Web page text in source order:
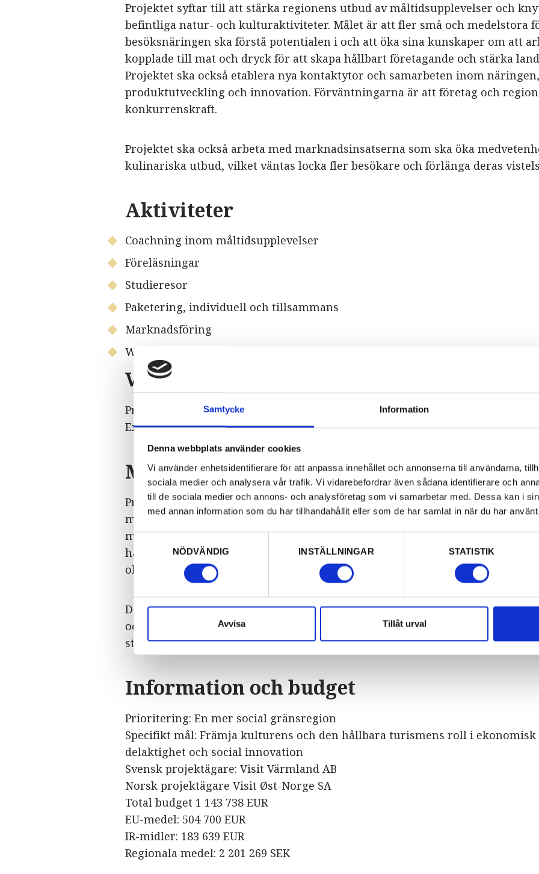
Samtycke Information
Denna webbplats använder cookies
Vi använder enhetsidentifierare för att anpassa innehållet och annonserna till användarna,
sociala medier och analysera vår trafik. Vi vidarebefordrar även sådana identifierare och
till de sociala medier och annons- och analysföretag som vi samarbetar med. Dessa kan i
med annan information som du har tillhandahållit eller som de har samlat in när du har
Samtyckesval
NÖDVÄNDIG
INSTÄLLNINGAR STATISTIK
Avvisa Tillåt urval
Projektet syftar till att stärka regionens utbud av måltidsupplevelser och
befintliga natur- och kulturaktiviteter. Målet är att fler små och medelstora
besöksnäringen ska förstå potentialen i och att öka sina kunskaper om att
kopplade till mat och dryck för att skapa hållbart företagande och stärka
Projektet ska också etablera nya kontaktytor och samarbeten inom
produktutveckling och innovation. Förväntningarna är att företag och
konkurrenskraft.
Projektet ska också arbeta med marknadsinsatserna som ska öka
kulinariska utbud, vilket väntas locka fler besökare och förlänga deras
Aktiviteter
Coachning inom måltidsupplevelser
Föreläsningar
Studieresor
Paketering, individuell och tillsammans
Marknadsföring
Webbutveckling på visitvarmland.com
Vem kan ta del av aktiviteter i projektet?
Projektet vänder sig till små och medelstora företag i regionen som arbetar
Exempelvis, restauranger, mathantverkare, caféer, guider, gårdsbutiker.
Mål
Projektet ska ha stärkt reseanledningarna till och öka utbudet i regionen
måltidsupplevelser. Befintliga aktiviteter kopplade till natur och kultur har
med kopplingar till mat och dryck och fler företagare arbetar
hållbart företagande för sig själva och för platsen. Det finns än större
olika delar av besöksnäringen förstår och utnyttjar möjligheterna av att
De marknadsinsatser som genomförts har lyft området till ett naturligt val
och uppleva hållbara produkter, insatserna har visat på en bredd inom
stanna längre och uppleva mer av destinationen.
Information och budget
Prioritering: En mer social gränsregion
Specifikt mål: Främja kulturens och den hållbara turismens roll i
delaktighet och social innovation
Svensk projektägare: Visit Värmland AB
Norsk projektägare Visit Øst-Norge SA
Total budget 1 143 738 EUR
EU-medel: 504 700 EUR
IR-midler: 183 639 EUR
Regionala medel: 2 201 269 SEK